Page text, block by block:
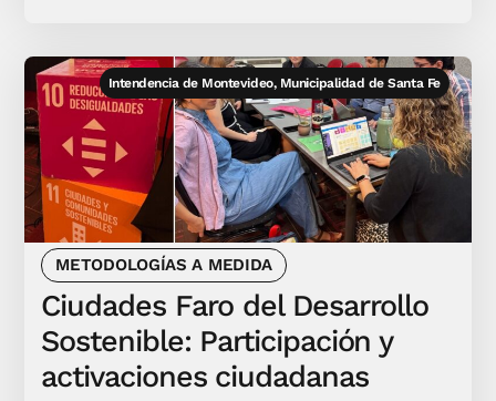
Intendencia de Montevideo, Municipalidad de Santa Fe
METODOLOGÍAS A MEDIDA
Ciudades Faro del Desarrollo
Sostenible: Participación y
activaciones ciudadanas